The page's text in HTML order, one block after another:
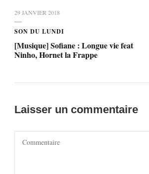
29 JANVIER 2018
SON DU LUNDI
[Musique] Sofiane : Longue vie feat
Ninho, Hornet la Frappe
Laisser un commentaire